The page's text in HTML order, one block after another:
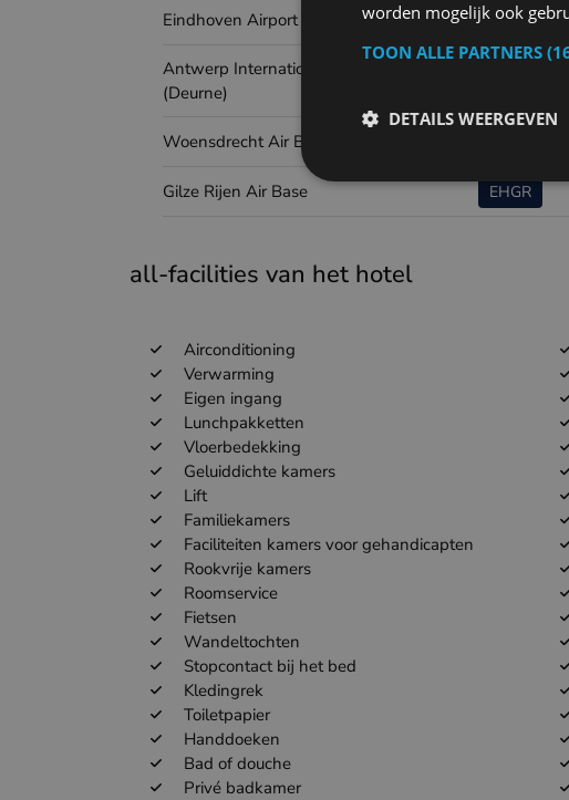
Eindhoven Airport EHEH
Antwerp International Airport
(Deurne)
Woensdrecht Air Base
Gilze Rijen Air Base EHGR
all-facilities van het hotel
Airconditioning
Verwarming
Eigen ingang
Lunchpakketten
Vloerbedekking
Geluiddichte kamers
Lift
Familiekamers
Faciliteiten kamers voor gehandicapten
Rookvrije kamers
Roomservice
Fietsen
Wandeltochten
Stopcontact bij het bed
Kledingrek
Toiletpapier
Handdoeken
Bad of douche
Privé badkamer
worden mogelijk ook
TOON ALLE PARTNERS
DETAILS WEERGEVEN